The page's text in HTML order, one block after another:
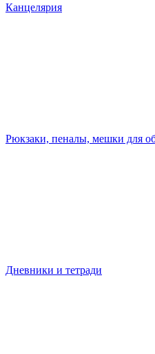
Канцелярия
Рюкзаки, пеналы, мешки для
Дневники и тетради